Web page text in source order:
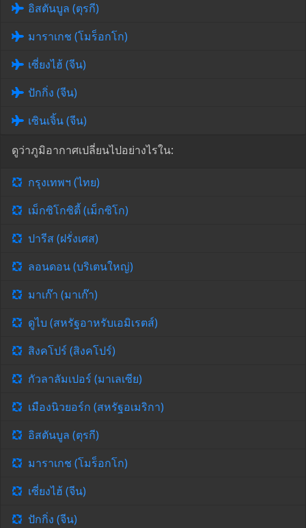
อิสตันบูล (ตุรกี)
มาราเกช (โมร็อกโก)
เซี่ยงไฮ้ (จีน)
ปักกิ่ง (จีน)
เซินเจิ้น (จีน)
ดูว่าภูมิอากาศเปลี่ยนไปอย่างไรใน:
กรุงเทพฯ (ไทย)
เม็กซิโกซิตี้ (เม็กซิโก)
ปารีส (ฝรั่งเศส)
ลอนดอน (บริเตนใหญ่)
มาเก๊า (มาเก๊า)
ดูไบ (สหรัฐอาหรับเอมิเรตส์)
สิงคโปร์ (สิงคโปร์)
กัวลาลัมเปอร์ (มาเลเซีย)
เมืองนิวยอร์ก (สหรัฐอเมริกา)
อิสตันบูล (ตุรกี)
มาราเกช (โมร็อกโก)
เซี่ยงไฮ้ (จีน)
ปักกิ่ง (จีน)